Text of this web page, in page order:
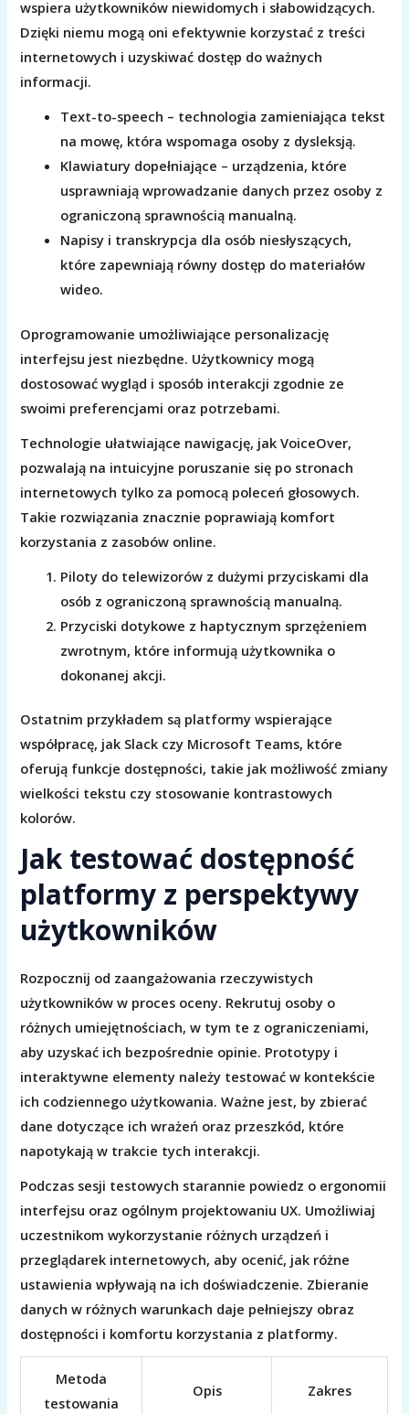
wspiera użytkowników niewidomych i słabowidzących.
Dzięki niemu mogą oni efektywnie korzystać z treści
internetowych i uzyskiwać dostęp do ważnych
informacji.
Text-to-speech – technologia zamieniająca tekst
na mowę, która wspomaga osoby z dysleksją.
Klawiatury dopełniające – urządzenia, które
usprawniają wprowadzanie danych przez osoby z
ograniczoną sprawnością manualną.
Napisy i transkrypcja dla osób niesłyszących,
które zapewniają równy dostęp do materiałów
wideo.
Oprogramowanie umożliwiające personalizację
interfejsu jest niezbędne. Użytkownicy mogą
dostosować wygląd i sposób interakcji zgodnie ze
swoimi preferencjami oraz potrzebami.
Technologie ułatwiające nawigację, jak VoiceOver,
pozwalają na intuicyjne poruszanie się po stronach
internetowych tylko za pomocą poleceń głosowych.
Takie rozwiązania znacznie poprawiają komfort
korzystania z zasobów online.
Piloty do telewizorów z dużymi przyciskami dla
osób z ograniczoną sprawnością manualną.
Przyciski dotykowe z haptycznym sprzężeniem
zwrotnym, które informują użytkownika o
dokonanej akcji.
Ostatnim przykładem są platformy wspierające
współpracę, jak Slack czy Microsoft Teams, które
oferują funkcje dostępności, takie jak możliwość zmiany
wielkości tekstu czy stosowanie kontrastowych
kolorów.
Jak testować dostępność
platformy z perspektywy
użytkowników
Rozpocznij od zaangażowania rzeczywistych
użytkowników w proces oceny. Rekrutuj osoby o
różnych umiejętnościach, w tym te z ograniczeniami,
aby uzyskać ich bezpośrednie opinie. Prototypy i
interaktywne elementy należy testować w kontekście
ich codziennego użytkowania. Ważne jest, by zbierać
dane dotyczące ich wrażeń oraz przeszkód, które
napotykają w trakcie tych interakcji.
Podczas sesji testowych starannie powiedz o ergonomii
interfejsu oraz ogólnym projektowaniu UX. Umożliwiaj
uczestnikom wykorzystanie różnych urządzeń i
przeglądarek internetowych, aby ocenić, jak różne
ustawienia wpływają na ich doświadczenie. Zbieranie
danych w różnych warunkach daje pełniejszy obraz
dostępności i komfortu korzystania z platformy.
Metoda
testowania
Opis Zakres